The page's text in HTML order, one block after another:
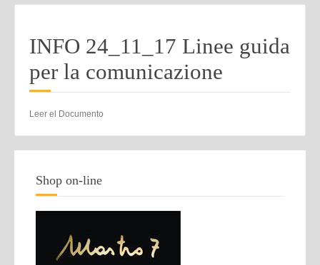
INFO 24_11_17 Linee guida
per la comunicazione
Leer el Documento
Shop on-line